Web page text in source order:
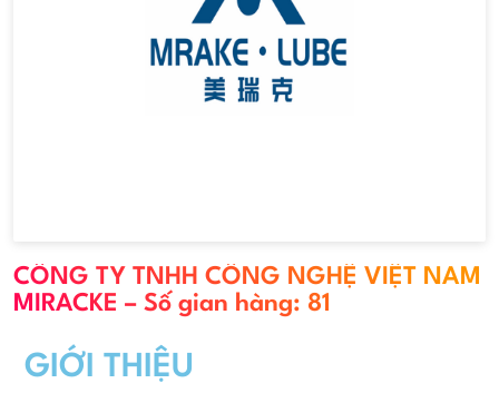
CÔNG TY TNHH CÔNG NGHỆ VIỆT NAM
MIRACKE – Số gian hàng: 81
GIỚI THIỆU